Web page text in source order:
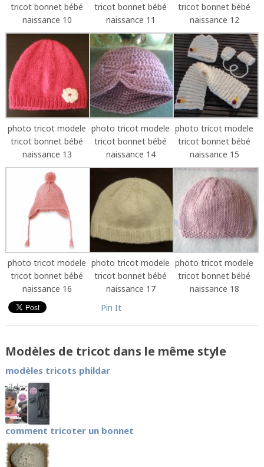
tricot bonnet bébé
naissance 10
tricot bonnet bébé
naissance 11
tricot bonnet bébé
naissance 12
photo tricot modele
tricot bonnet bébé
naissance 13
photo tricot modele
tricot bonnet bébé
naissance 14
photo tricot modele
tricot bonnet bébé
naissance 15
photo tricot modele
tricot bonnet bébé
naissance 16
photo tricot modele
tricot bonnet bébé
naissance 17
photo tricot modele
tricot bonnet bébé
naissance 18
Pin It
Modèles de tricot dans le même style
modèles tricots phildar
comment tricoter un bonnet